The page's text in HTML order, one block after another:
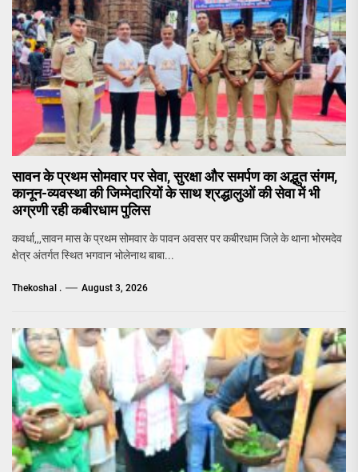
सावन के प्रथम सोमवार पर सेवा, सुरक्षा और समर्पण का अद्भुत संगम,
कानून-व्यवस्था की जिम्मेदारियों के साथ श्रद्धालुओं की सेवा में भी
अग्रणी रही कबीरधाम पुलिस
कवर्धा,,,सावन मास के प्रथम सोमवार के पावन अवसर पर कबीरधाम जिले के थाना भोरमदेव
क्षेत्र अंतर्गत स्थित भगवान भोलेनाथ बाबा...
Thekoshal . August 3, 2026